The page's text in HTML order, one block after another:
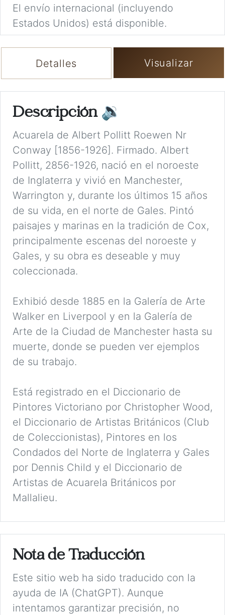
El envío internacional (incluyendo
Estados Unidos) está disponible.
Detalles Visualizar
Descripción 🔉
Acuarela de Albert Pollitt Roewen Nr
Conway [1856-1926]. Firmado. Albert
Pollitt, 2856-1926, nació en el noroeste
de Inglaterra y vivió en Manchester,
Warrington y, durante los últimos 15 años
de su vida, en el norte de Gales. Pintó
paisajes y marinas en la tradición de Cox,
principalmente escenas del noroeste y
Gales, y su obra es deseable y muy
coleccionada.
Exhibió desde 1885 en la Galería de Arte
Walker en Liverpool y en la Galería de
Arte de la Ciudad de Manchester hasta su
muerte, donde se pueden ver ejemplos
de su trabajo.
Está registrado en el Diccionario de
Pintores Victoriano por Christopher Wood,
el Diccionario de Artistas Británicos (Club
de Coleccionistas), Pintores en los
Condados del Norte de Inglaterra y Gales
por Dennis Child y el Diccionario de
Artistas de Acuarela Británicos por
Mallalieu.
Nota de Traducción
Este sitio web ha sido traducido con la
ayuda de IA (ChatGPT). Aunque
intentamos garantizar precisión, no